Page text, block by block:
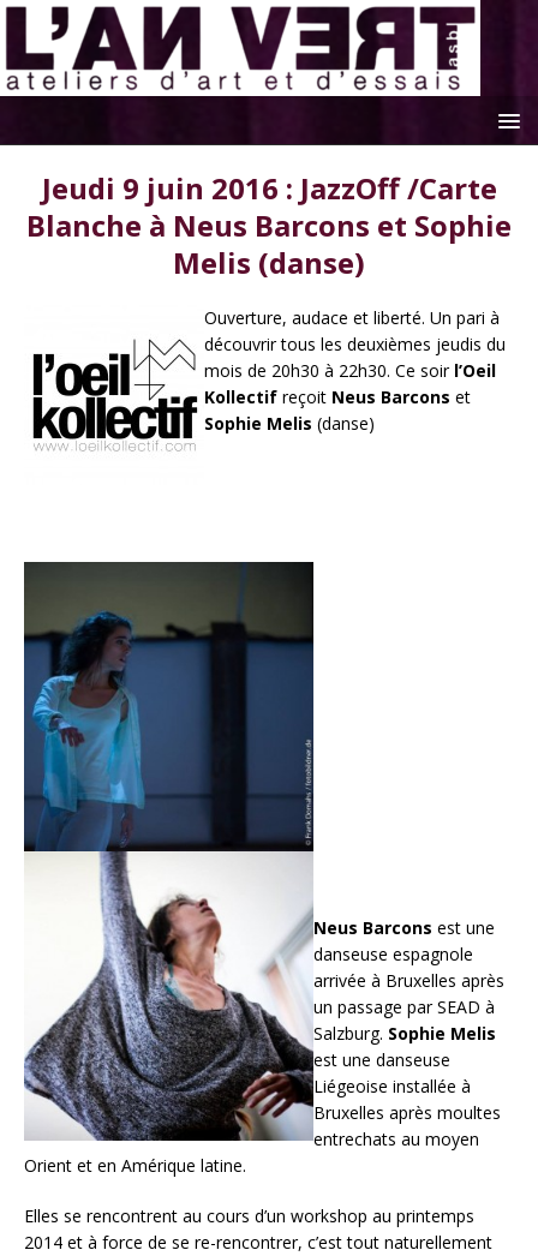
Jeudi 9 juin 2016 : JazzOff /Carte
Blanche à Neus Barcons et Sophie
Melis (danse)
Ouverture, audace et liberté. Un pari à
découvrir tous les deuxièmes jeudis du
mois de 20h30 à 22h30. Ce soir l’Oeil
Kollectif reçoit Neus Barcons et
Sophie Melis (danse)
Neus Barcons est une
danseuse espagnole
arrivée à Bruxelles après
un passage par SEAD à
Salzburg. Sophie Melis
est une danseuse
Liégeoise installée à
Bruxelles après moultes
entrechats au moyen
Orient et en Amérique latine.
Elles se rencontrent au cours d’un workshop au printemps
2014 et à force de se re-rencontrer, c’est tout naturellement